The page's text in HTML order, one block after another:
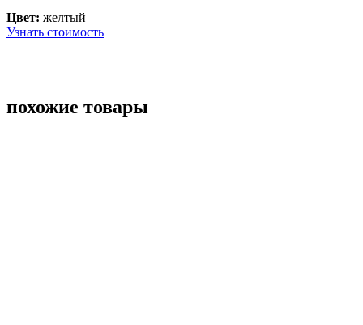
Цвет: желтый
Узнать стоимость
похожие товары